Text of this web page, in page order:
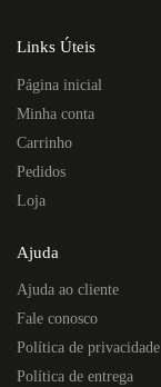
Links Úteis
Página inicial
Minha conta
Carrinho
Pedidos
Loja
Ajuda
Ajuda ao cliente
Fale conosco
Política de privacidade
Política de entrega